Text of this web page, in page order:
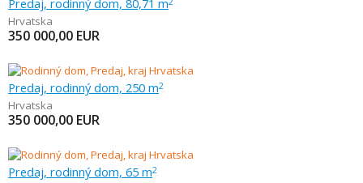
Predaj, rodinný dom, 80,71 m
Hrvatska
350 000,00 EUR
Predaj, rodinný dom, 250 m2
Hrvatska
350 000,00 EUR
Predaj, rodinný dom, 65 m2